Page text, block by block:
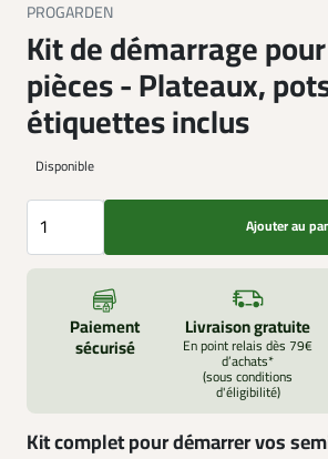
PROGARDEN
Kit de démarrage
pièces - Plateaux,
étiquettes inclus
Disponible
Ajouter au
Paiement
sécurisé
Livraison gratuite
En point relais dès 79€
d’achats*
(sous conditions
d'éligibilité)
Kit complet pour démarrer vos